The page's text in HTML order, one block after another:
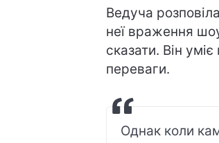
Ведуча
неї враження
сказати. Він
переваги.
Однак коли